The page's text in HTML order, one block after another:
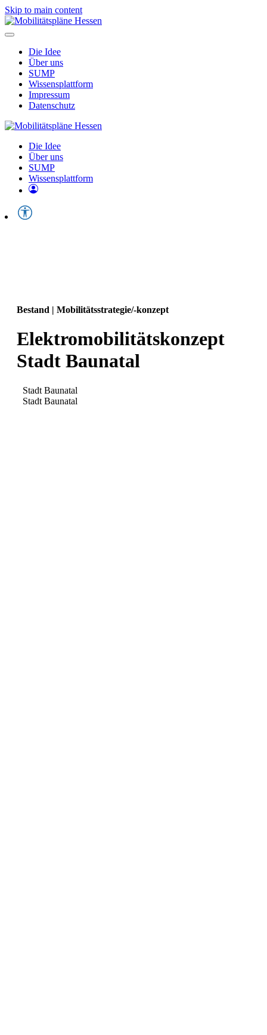
Skip to main content
Die Idee
Über uns
SUMP
Wissensplattform
Impressum
Datenschutz
Die Idee
Über uns
SUMP
Wissensplattform
Bestand | Mobilitätsstrategie/-konzept
Elektromobilitätskonzept
Stadt Baunatal
Stadt Baunatal
Stadt Baunatal